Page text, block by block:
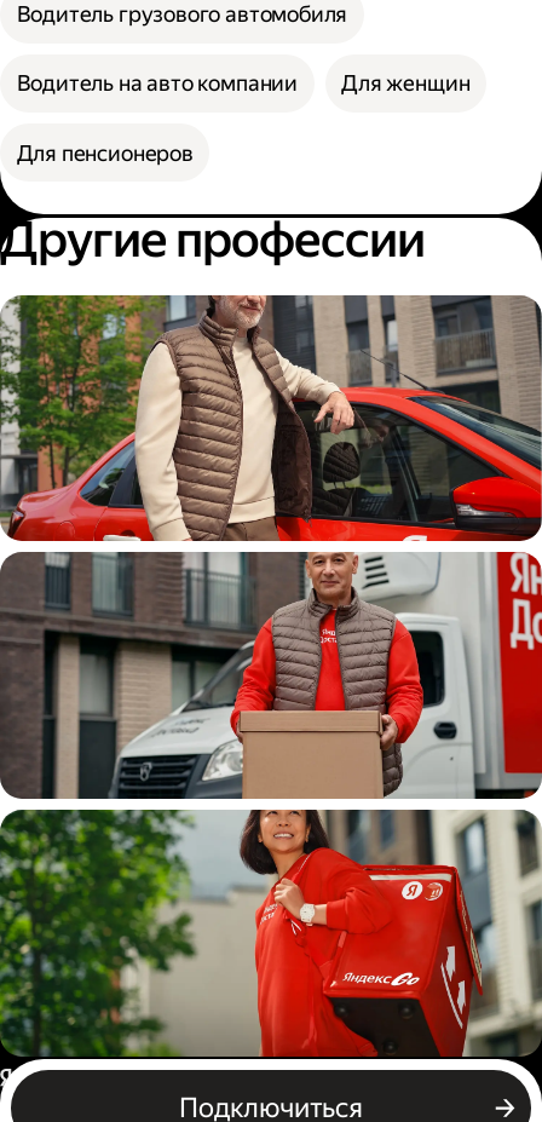
Водитель грузового автомобиля
Водитель на авто компании Для женщин
Для пенсионеров
Другие профессии
Автокурьер
Водитель
грузовой машины
Пеший курьер
Подключиться
Россия